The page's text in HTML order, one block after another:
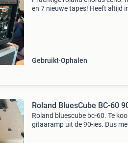
en 7 nieuwe tapes! Heeft altijd
Gebruikt Ophalen
Roland BluesCube BC-60
Roland bluescube bc-60. Te
gitaaramp uit de 90-ies. Dus